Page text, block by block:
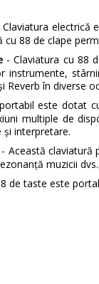
electrică
cu 88 de clape
- Claviatura cu 88
instrumente,
Reverb în diverse
este dotat
multiple de
și interpretare.
- Această claviatură
muzicii
de taste este